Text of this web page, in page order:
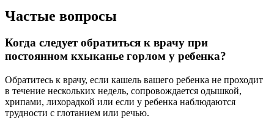
Частые вопросы
Когда следует обратиться к врачу при
постоянном кхыканье горлом у ребенка?
Обратитесь к врачу, если кашель вашего ребенка не проходит
в течение нескольких недель, сопровождается одышкой,
хрипами, лихорадкой или если у ребенка наблюдаются
трудности с глотанием или речью.